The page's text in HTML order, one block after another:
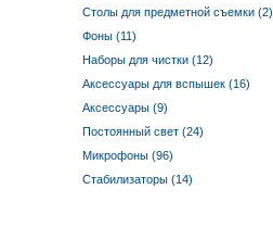
Столы для предметной съемки (2)
Фоны (11)
Наборы для чистки (12)
Аксессуары для вспышек (16)
Аксессуары (9)
Постоянный свет (24)
Микрофоны (96)
Стабилизаторы (14)